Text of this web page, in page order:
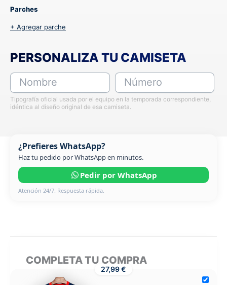
Parches
+ Agregar parche
PERSONALIZA TU CAMISETA
Nombre Número
Tipografía oficial usada por el equipo en la temporada correspondiente,
idéntica al diseño original de esa camiseta.
¿Prefieres WhatsApp?
Haz tu pedido por WhatsApp en minutos.
Pedir por WhatsApp
Atención 24/7. Respuesta rápida.
COMPLETA TU COMPRA
27,99 €